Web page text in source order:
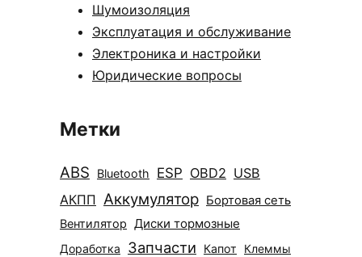
Шумоизоляция
Эксплуатация и обслуживание
Электроника и настройки
Юридические вопросы
Метки
ABS Bluetooth ESP OBD2 USB
АКПП Аккумулятор Бортовая сеть
Вентилятор Диски тормозные
Доработка Запчасти Капот Клеммы